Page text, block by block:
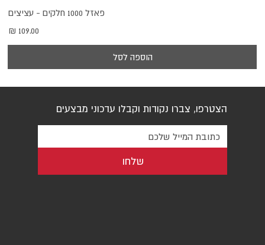
פאזל 1000 חלקים - עציצים
מחיר
הוספה לסל
הצטרפו, צברו נקודות וקבלו עדכוני מבצעים
שלחו